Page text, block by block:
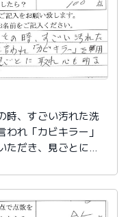
時、すごい汚れた洗
れ「カビキラー」
だき、見ごとに取